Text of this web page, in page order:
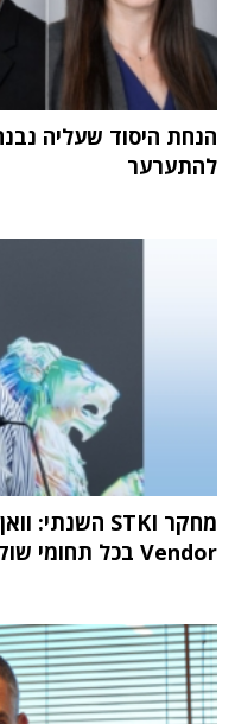
הנחת היסוד שעליה
להתערער
Vendor בכל תחומי שוק ה-IT